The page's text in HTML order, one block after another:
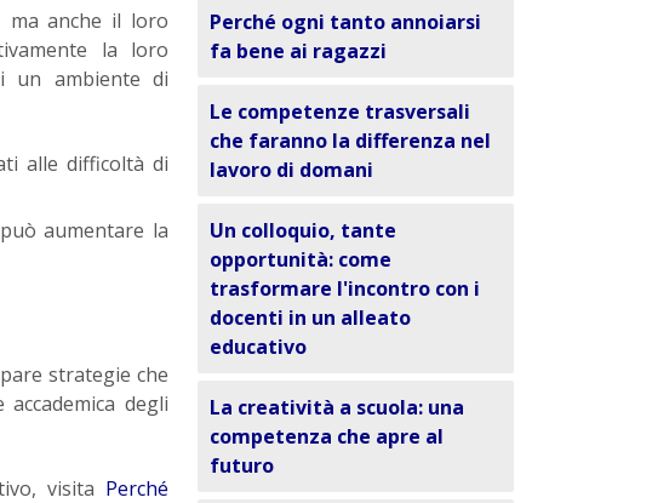
ma anche il loro
la loro
un ambiente di
alle difficoltà di
aumentare la
strategie che
degli
visita Perché
Perché ogni tanto annoiarsi
fa bene ai ragazzi
Le competenze trasversali
che faranno la differenza nel
lavoro di domani
Un colloquio, tante
opportunità: come
trasformare l'incontro con i
docenti in un alleato
educativo
La creatività a scuola: una
competenza che apre al
futuro